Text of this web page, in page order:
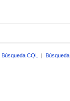
Búsqueda CQL |